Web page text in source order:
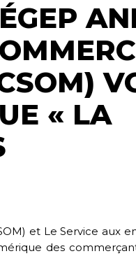
« LA
et Le Service aux
des